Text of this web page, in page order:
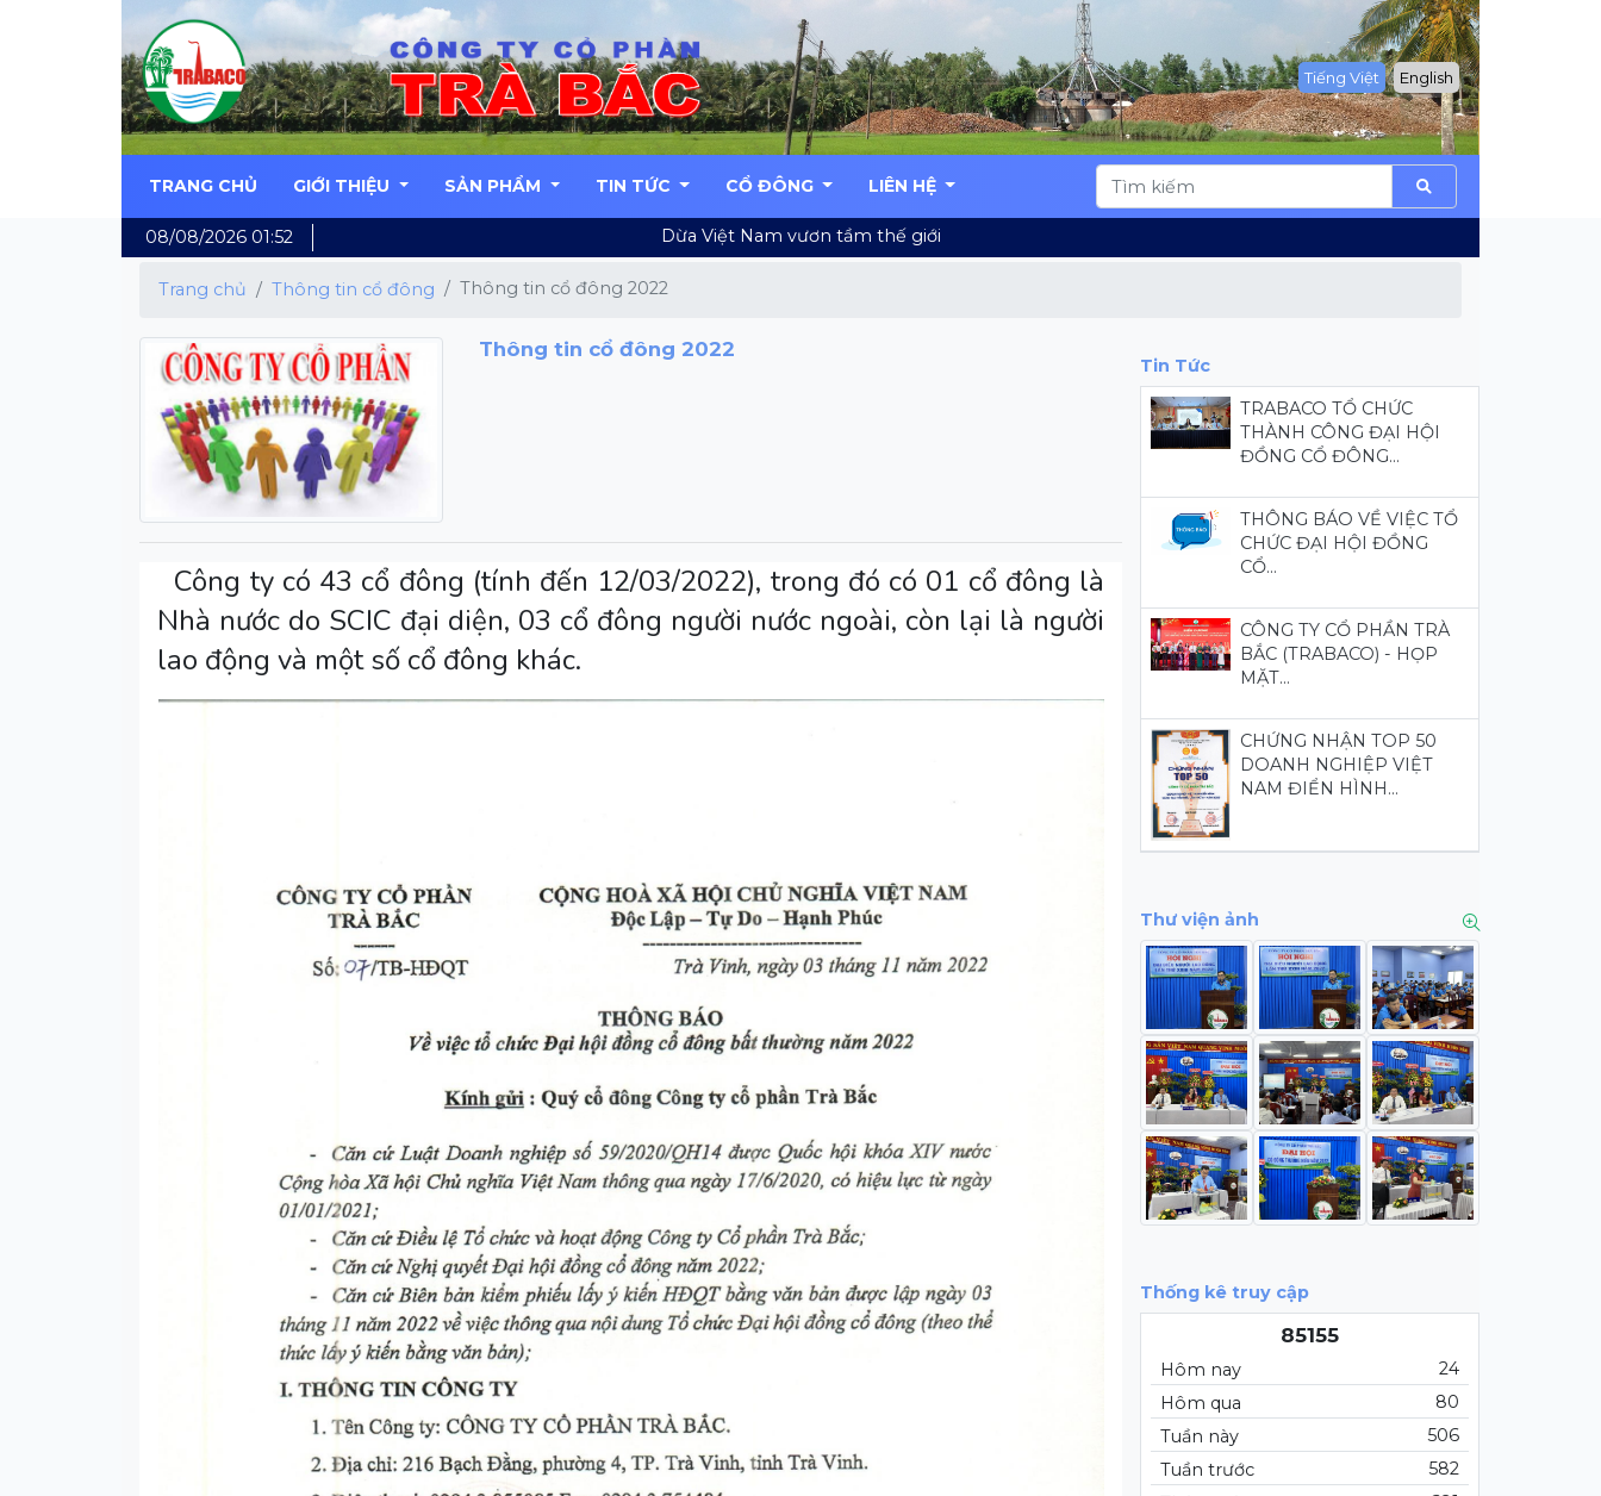
Tiếng Việt English
TRANG CHỦ GIỚI THIỆU SẢN PHẨM TIN TỨC CỔ ĐÔNG LIÊN HỆ
08/08/2026 01:52 Dừa Việt Nam vươn tầm thế giới
Trang chủ Thông tin cổ đông Thông tin cổ đông 2022
Thông tin cổ đông 2022
Công ty có 43 cổ đông (tính đến 12/03/2022), trong đó có 01 cổ đông là
Nhà nước do SCIC đại diện, 03 cổ đông người nước ngoài, còn lại là người
lao động và một số cổ đông khác.
Tin Tức
TRABACO TỔ CHỨC
THÀNH CÔNG ĐẠI HỘI
ĐỒNG CỔ ĐÔNG...
THÔNG BÁO VỀ VIỆC TỔ
CHỨC ĐẠI HỘI ĐỒNG
CỔ...
CÔNG TY CỔ PHẦN TRÀ
BẮC (TRABACO) - HỌP
MẶT...
CHỨNG NHẬN TOP 50
DOANH NGHIỆP VIỆT
NAM ĐIỂN HÌNH...
Thư viện ảnh
Thống kê truy cập
85155
Hôm nay
24
Hôm qua
80
Tuần này
506
Tuần trước
582